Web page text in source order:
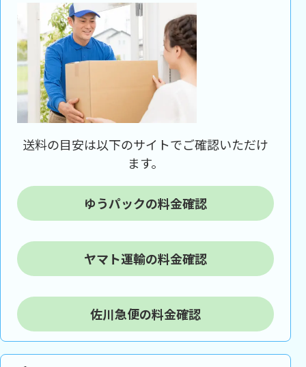
送料の目安は以下のサイトでご確認いただけ
ます。
ゆうパックの料金確認
ヤマト運輸の料金確認
佐川急便の料金確認